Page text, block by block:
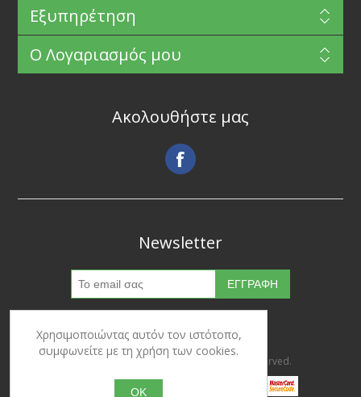
Εξυπηρέτηση
Ο Λογαριασμός μου
Ακολουθήστε μας
Newsletter
Copyright © 2026 Ypertrofes. All rights reserved.
Χρησιμοποιώντας αυτόν τον ιστότοπο,
συμφωνείτε με τη χρήση των cookies.
OK